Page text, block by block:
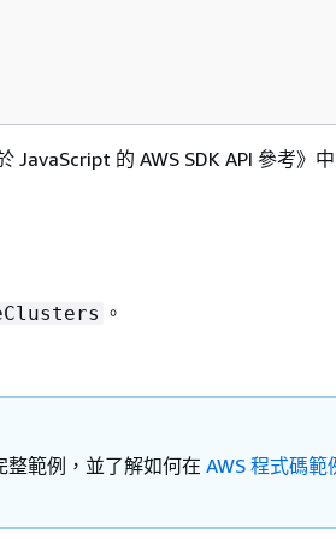
的 AWS SDK API 參考》
。
範例，並了解如何在 AWS 程式碼範